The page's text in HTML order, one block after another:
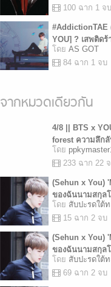
100 ฉาก 1 จบ
#AddictionTAE
YOU] ? เสพติดร้
โดย AS GOT
84 ฉาก 1 จบ
จากหมวดเดียวกัน
4/8 || BTS x
forest ความลึก
โดย
233 ฉาก 22
(Sehun x You)
ของฉันนามสกุล
โดย สับปะรดใต้ท
15 ฉาก 2 จบ
(Sehun x You)
ของฉันนามสกุล
โดย สับปะรดใต้ท
69 ฉาก 2 จบ